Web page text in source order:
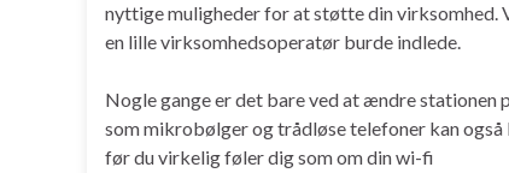
nyttige muligheder for at støtte din virksomhed.
en lille virksomhedsoperatør burde indlede.
Nogle gange er det bare ved at ændre stationen
som mikrobølger og trådløse telefoner kan
før du virkelig føler dig som om din wi-fi